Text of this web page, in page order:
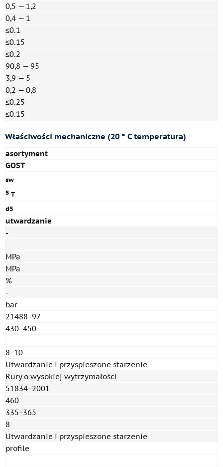
0,5 — 1,2
0,4 — 1
≤0.1
≤0.15
≤0.2
90,8 — 95
3,9 — 5
0,2 — 0,8
≤0.25
≤0.15
Właściwości mechaniczne (20 ° C temperatura)
asortyment
GOST
sw
s T
d5
utwardzanie
-
MPa
MPa
%
-
bar
21488−97
430−450
8−10
Utwardzanie i przyspieszone starzenie
Rury o wysokiej wytrzymałości
51834−2001
460
335−365
8
Utwardzanie i przyspieszone starzenie
profile